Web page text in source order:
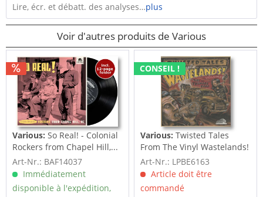
Lire, écr. et débatt. des analyses…plus
Voir d'autres produits de Various
Various:So Real! - Colonial
Rockers from Chapel Hill,...
Art-Nr.: BAF14037
Immédiatement
disponible à l'expédition,
CONSEIL !
Various:Twisted Tales
From The Vinyl Wastelands!
Vol.5...
Art-Nr.: LPBE6163
Article doit être
commandé